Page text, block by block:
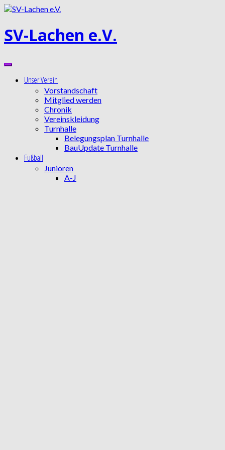
Zum
springen
SV-Lachen e.V.
Unser Verein
Vorstandschaft
Mitglied werden
Chronik
Vereinskleidung
Turnhalle
Belegungsplan Turnhalle
BauUpdate Turnhalle
Fußball
Junioren
A-J